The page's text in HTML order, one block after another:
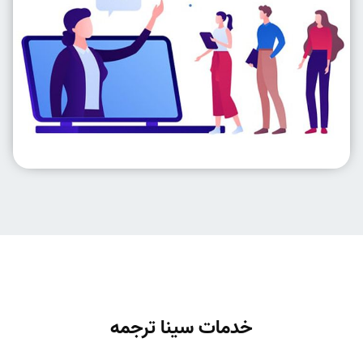
خدمات سینا ترجمه